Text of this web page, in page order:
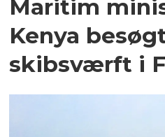
Maritim
Kenya
skibsværft i